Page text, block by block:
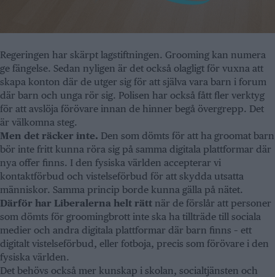
Regeringen har skärpt lagstiftningen. Grooming kan numera
ge fängelse. Sedan nyligen är det också olagligt för vuxna att
skapa konton där de utger sig för att själva vara barn i forum
där barn och unga rör sig. Polisen har också fått fler verktyg
för att avslöja förövare innan de hinner begå övergrepp. Det
är välkomna steg.
Men det räcker inte. Den som dömts för att ha groomat barn
bör inte fritt kunna röra sig på samma digitala plattformar där
nya offer finns. I den fysiska världen accepterar vi
kontaktförbud och vistelseförbud för att skydda utsatta
människor. Samma princip borde kunna gälla på nätet.
Därför har Liberalerna helt rätt när de förslår att personer
som dömts för groomingbrott inte ska ha tillträde till sociala
medier och andra digitala plattformar där barn finns – ett
digitalt vistelseförbud, eller fotboja, precis som förövare i den
fysiska världen.
Det behövs också mer kunskap i skolan, socialtjänsten och